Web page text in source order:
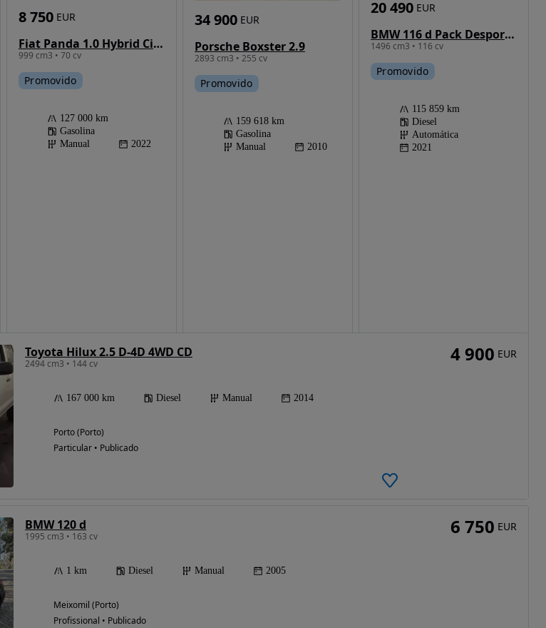
financiamento
Fiat Panda 1.0 Hybrid City Life
999 cm3 • 70 cv
8 750 EUR
Promovido
127 000 km
Gasolina
Manual
2022
Porsche Boxster 2.9
2893 cm3 • 255 cv
34 900 EUR
Promovido
159 618 km
Gasolina
Manual
2010
BMW 116 d Pack Desportivo M Auto
1496 cm3 • 116 cv
20 490 EUR
Promovido
115 859 km
Diesel
Automática
2021
Toyota Hilux 2.5 D-4D 4WD CD
2494 cm3 • 144 cv
167 000 km Diesel Manual 2014
Porto (Porto)
Particular • Publicado
4 900 EUR
BMW 120 d
1995 cm3 • 163 cv
1 km Diesel Manual 2005
Meixomil (Porto)
Profissional • Publicado
6 750 EUR